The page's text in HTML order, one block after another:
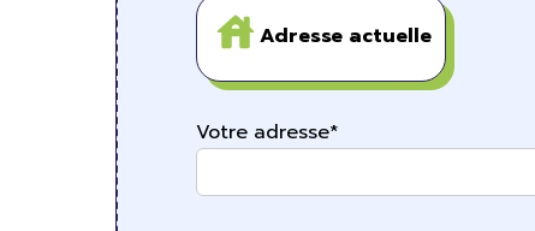
Adresse actuelle
Votre adresse*